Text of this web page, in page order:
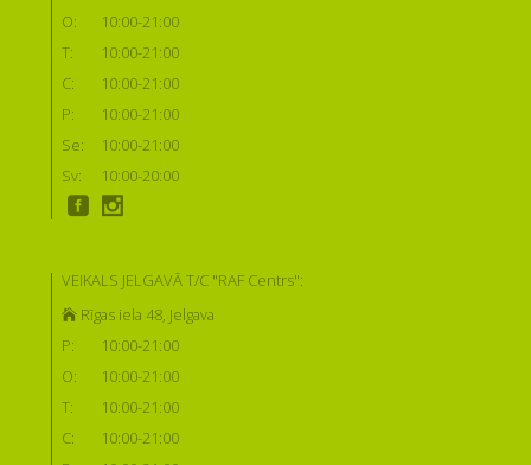
O:
10:00-21:00
T:
10:00-21:00
C:
10:00-21:00
P:
10:00-21:00
Se:
10:00-21:00
Sv:
10:00-20:00
VEIKALS JELGAVĀ T/C "RAF Centrs":
Rīgas iela 48, Jelgava
P:
10:00-21:00
O:
10:00-21:00
T:
10:00-21:00
C:
10:00-21:00